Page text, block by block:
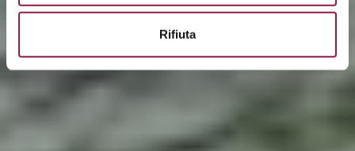
Rifiuta